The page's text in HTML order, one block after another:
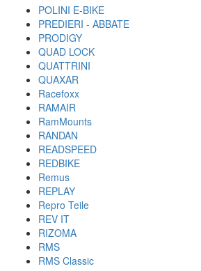
POLINI E-BIKE
PREDIERI - ABBATE
PRODIGY
QUAD LOCK
QUATTRINI
QUAXAR
Racefoxx
RAMAIR
RamMounts
RANDAN
READSPEED
REDBIKE
Remus
REPLAY
Repro Teile
REV IT
RIZOMA
RMS
RMS Classic